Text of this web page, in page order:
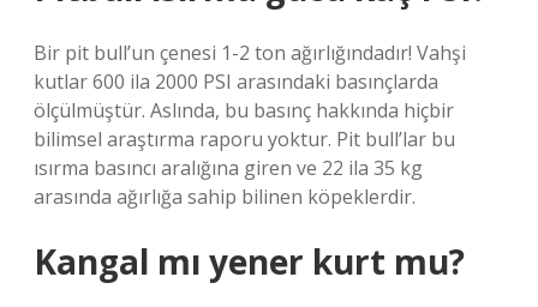
Bir pit bull’un çenesi 1-2 ton ağırlığındadır! Vahşi
kutlar 600 ila 2000 PSI arasındaki basınçlarda
ölçülmüştür. Aslında, bu basınç hakkında hiçbir
bilimsel araştırma raporu yoktur. Pit bull’lar bu
ısırma basıncı aralığına giren ve 22 ila 35 kg
arasında ağırlığa sahip bilinen köpeklerdir.
Kangal mı yener kurt mu?